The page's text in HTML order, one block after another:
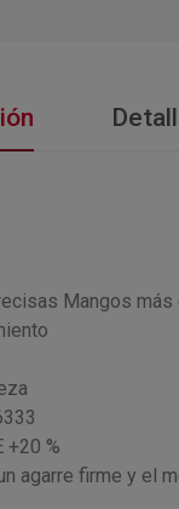
Mangos
+20 %
agarre firme y el